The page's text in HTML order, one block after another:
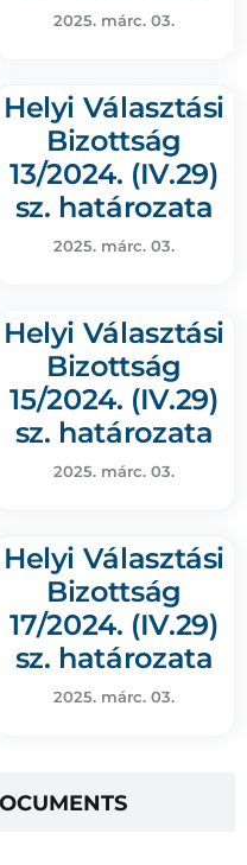
2025. márc. 03.
Helyi Választási
Bizottság
13/2024. (IV.29)
sz. határozata
2025. márc. 03.
Helyi Választási
Bizottság
15/2024. (IV.29)
sz. határozata
2025. márc. 03.
Helyi Választási
Bizottság
17/2024. (IV.29)
sz. határozata
2025. márc. 03.